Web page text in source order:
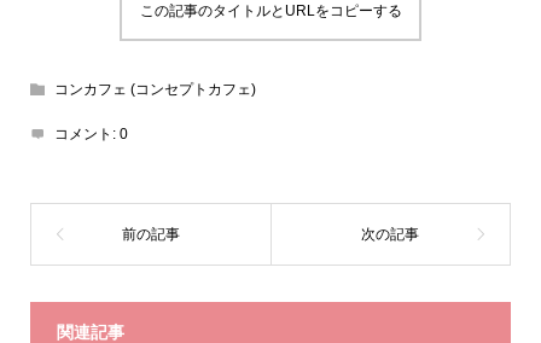
この記事のタイトルとURLをコピーする
コンカフェ (コンセプトカフェ)
コメント: 0
関連記事